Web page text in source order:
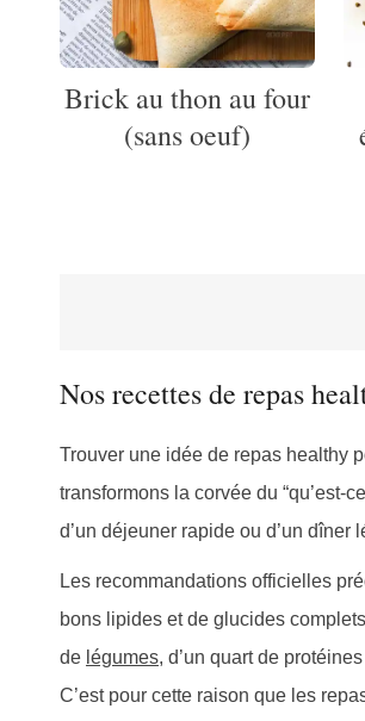
Brick au thon au four
(sans oeuf)
publications
Nos recettes de repas
Trouver une idée de repas healthy
transformons la corvée du “qu’est-
d’un déjeuner rapide ou d’un dîner
Les recommandations officielles
bons lipides et de glucides
de légumes, d’un quart de
C’est pour cette raison que les